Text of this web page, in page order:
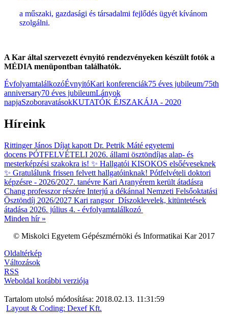
a műszaki, gazdasági és társadalmi fejlődés ügyét kívánom
szolgálni.
A Kar által szervezett évnyitó rendezvényeken készült fotók a
MÉDIA menüpontban találhatók.
ÉvfolyamtalálkozóÉvnyitóKari konferenciák75 éves jubileum/75th
anniversary70 éves jubileumLányok
napjaSzoboravatásokKUTATÓK ÉJSZAKÁJA - 2020
Híreink
Rittinger János Díjat kapott Dr. Petrik Máté egyetemi
docens PÓTFELVÉTELI 2026. állami ösztöndíjas alap- és
mesterképzési szakokra is! ✨ Hallgatói KISOKOS elsőéveseknek
✨ Gratulálunk frissen felvett hallgatóinknak! Pótfelvételi doktori
képzésre - 2026/2027. tanévre Kari Aranyérem került átadásra
Chang professzor részére Interjú a dékánnal Nemzeti Felsőoktatási
Ösztöndíj 2026/2027 Kari rangsor Díszoklevelek, kitüntetések
átadása 2026. július 4. - évfolyamtalálkozó
Minden hír »
© Miskolci Egyetem Gépészmérnöki és Informatikai Kar 2017
Oldaltérkép
Változások
RSS
Weboldal korábbi verziója
Tartalom utolsó módosítása: 2018.02.13. 11:31:59
Layout & Coding: Dexef Kft.